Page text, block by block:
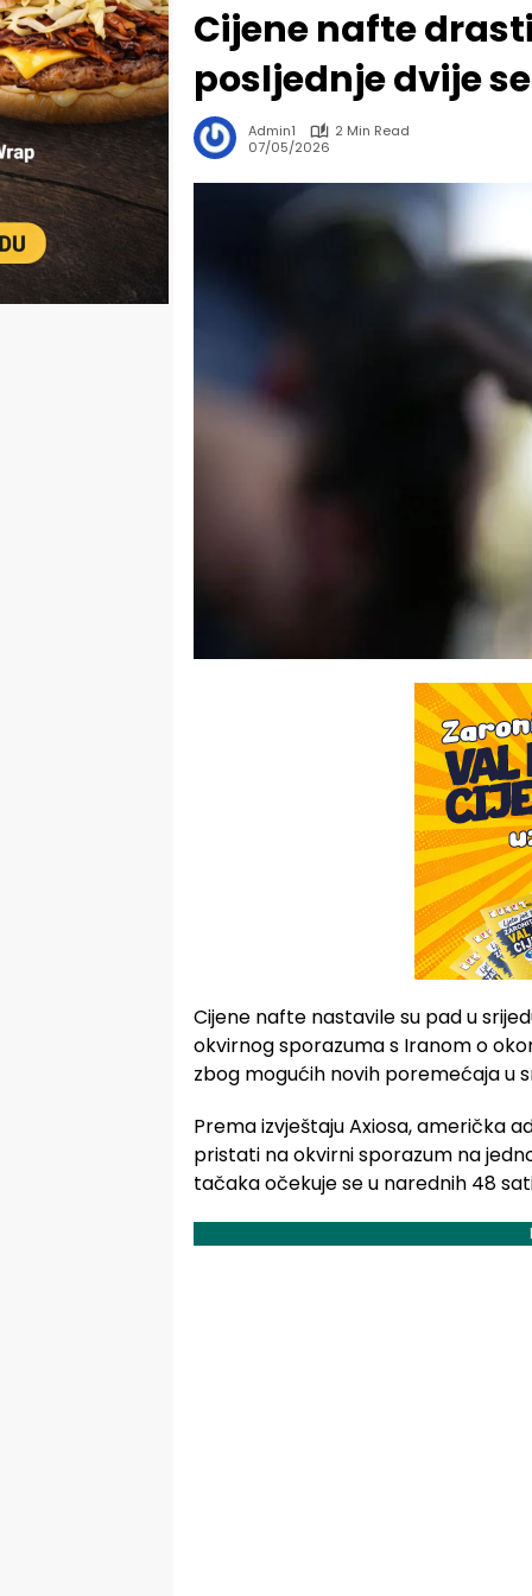
Cijene nafte
posljednje dvije
Admin1
2 Min Read
07/05/2026
Cijene nafte nastavile su pad u
okvirnog sporazuma s Iranom o
zbog mogućih novih poremećaja u
Prema izvještaju Axiosa, američka
pristati na okvirni sporazum na
tačaka očekuje se u narednih 48